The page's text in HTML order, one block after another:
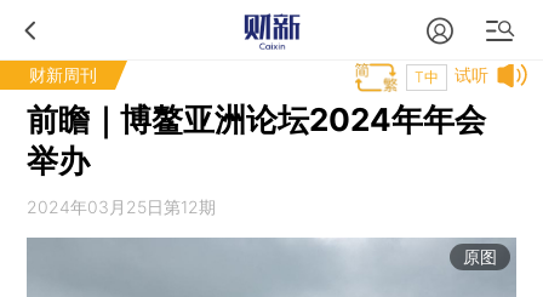
财新周刊 试听
T中
前瞻｜博鳌亚洲论坛2024年年会
举办
2024年03月25日第12期
原图